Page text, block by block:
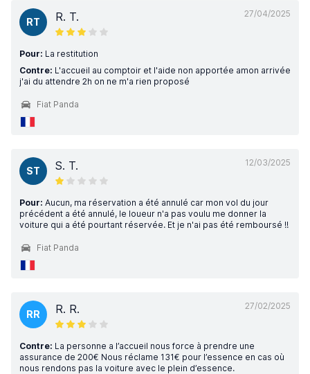
27/04/2025
RT R. T.
Pour: La restitution
Contre: L'accueil au comptoir et l'aide non apportée amon arrivée
j'ai du attendre 2h on ne m'a rien proposé
Fiat Panda
12/03/2025
ST S. T.
Pour: Aucun, ma réservation a été annulé car mon vol du jour
précédent a été annulé, le loueur n'a pas voulu me donner la
voiture qui a été pourtant réservée. Et je n'ai pas été remboursé !!
Fiat Panda
27/02/2025
RR R. R.
Contre: La personne a l’accueil nous force à prendre une
assurance de 200€ Nous réclame 131€ pour l’essence en cas où
nous rendons pas la voiture avec le plein d’essence.